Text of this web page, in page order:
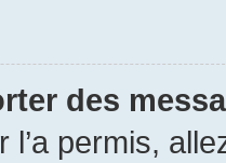
des
l’a permis,